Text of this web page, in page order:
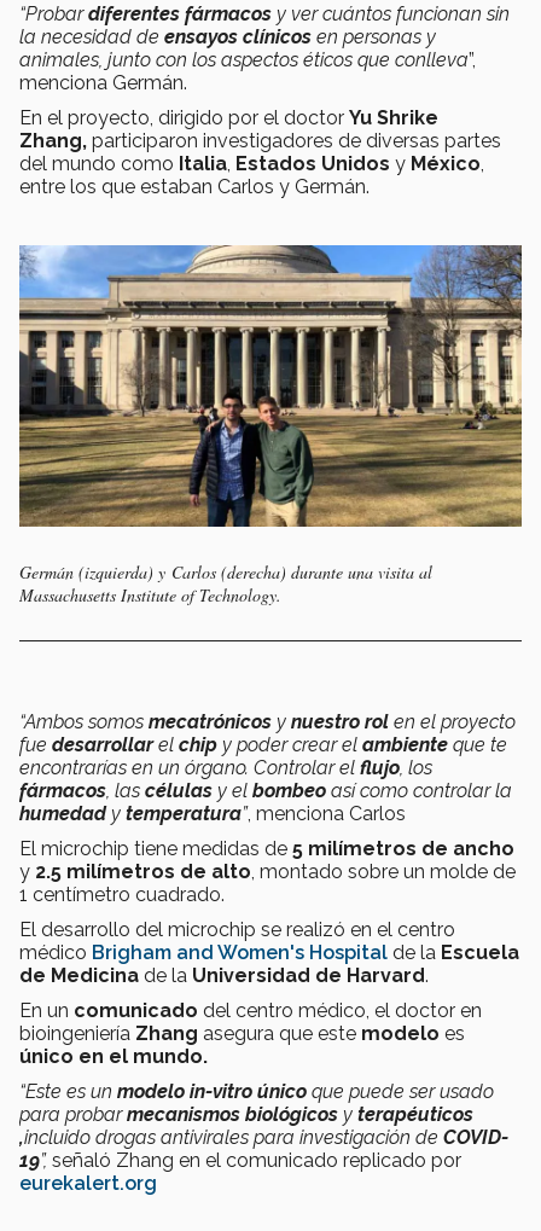
“Probardiferentes fármacos y ver cuántos funcionan sin
la necesidad de ensayos clínicos en personas y
animales, junto con los aspectos éticos que conlleva”,
menciona Germán.
En el proyecto, dirigido por el doctor Yu Shrike
Zhang, participaron investigadores de diversas partes
del mundo como Italia Estados Unidos y México
entre los que estaban Carlos y Germán.
Germán (izquierda) y Carlos (derecha) durante una visita al
Massachusetts Institute of Technology.
“Ambos somos mecatrónicos y nuestro rol en el proyecto
fue desarrollarel chip y poder crear el ambiente que te
encontrarías en un órgano. Controlar el flujo, los
fármacos, las células y el bombeo así como controlar la
humedad y temperatura”, menciona Carlos
El microchip tiene medidas de 5 milímetros de ancho
y 2.5 milímetros de alto, montado sobre un molde de
1 centímetro cuadrado.
El desarrollo del microchip se realizó en el centro
médico Brigham and Women's Hospital de la Escuela
de Medicina de la Universidad de Harvard.
En un comunicado del centro médico, el doctor en
bioingeniería Zhang asegura que este modelo es
único en el mundo.
“Este es un modelo in-vitro único que puede ser usado
para probarmecanismos biológicos y terapéuticos
,incluido drogas antivirales para investigación de COVID-
19”, señaló Zhang en el comunicado replicado por
eurekalert.org